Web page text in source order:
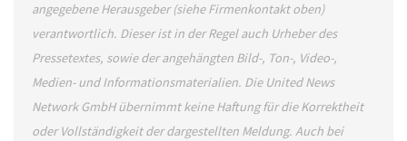
angegebene Herausgeber (siehe Firmenkontakt oben)
verantwortlich. Dieser ist in der Regel auch Urheber des
Pressetextes, sowie der angehängten Bild-, Ton-, Video-,
Medien- und Informationsmaterialien. Die United News
Network GmbH übernimmt keine Haftung für die Korrektheit
oder Vollständigkeit der dargestellten Meldung. Auch bei